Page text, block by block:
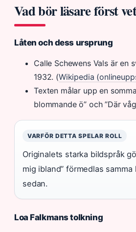
Vad bör läsare först
Låten och dess ursprung
Calle Schewens Vals är en
1932. (Wikipedia
Texten målar upp en
blommande ö” och ”Där
VARFÖR DETTA SPELAR ROLL
Originalets starka bildspråk
mig ibland” förmedlas
sedan.
Loa Falkmans tolkning